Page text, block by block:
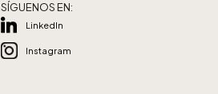
SÍGUENOS EN:
LinkedIn
Instagram